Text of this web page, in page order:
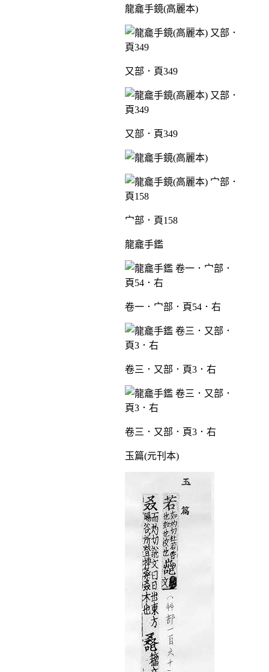
龍龕手鏡(高麗本)
又部．頁349
又部．頁349
宀部．頁158
龍龕手鑑
卷一．宀部．頁54．右
卷三．又部．頁3．右
卷三．又部．頁3．右
玉篇(元刊本)